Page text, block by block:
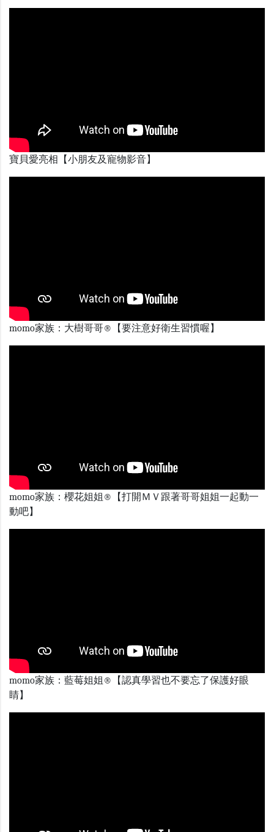
寶貝愛亮相【小朋友及寵物影音】
momo家族：大樹哥哥®【要注意好衛生習慣喔】
momo家族：櫻花姐姐®【打開ＭＶ跟著哥哥姐姐一起動一
動吧】
momo家族：藍莓姐姐®【認真學習也不要忘了保護好眼
睛】